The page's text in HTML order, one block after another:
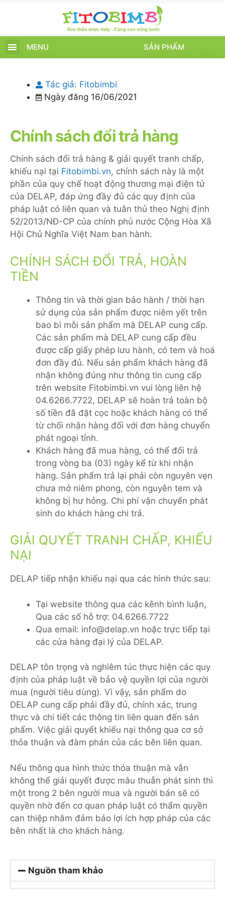
MENU SẢN PHẨM
Tác giả: Fitobimbi
Ngày đăng 16/06/2021
Chính sách đổi trả hàng
Chính sách đổi trả hàng & giải quyết tranh chấp,
khiếu nại tại Fitobimbi.vn, chính sách này là một
phần của quy chế hoạt động thương mại điện tử
của DELAP, đáp ứng đầy đủ các quy định của
pháp luật có liên quan và tuân thủ theo Nghị định
52/2013/NĐ-CP của chính phủ nước Cộng Hòa Xã
Hội Chủ Nghĩa Việt Nam ban hành.
CHÍNH SÁCH ĐỔI TRẢ, HOÀN
TIỀN
Thông tin và thời gian bảo hành / thời hạn
sử dụng của sản phẩm được niêm yết trên
bao bì mỗi sản phẩm mà DELAP cung cấp.
Các sản phẩm mà DELAP cung cấp đều
được cấp giấy phép lưu hành, có tem và hoá
đơn đầy đủ. Nếu sản phẩm khách hàng đã
nhận không đúng như thông tin cung cấp
trên website Fitobimbi.vn vui lòng liên hệ
04.6266.7722, DELAP sẽ hoàn trả toàn bộ
số tiền đã đặt cọc hoặc khách hàng có thể
từ chối nhận hàng đối với đơn hàng chuyển
phát ngoại tỉnh.
Khách hàng đã mua hàng, có thể đổi trả
trong vòng ba (03) ngày kể từ khi nhận
hàng. Sản phẩm trả lại phải còn nguyên vẹn
chưa mở niêm phong, còn nguyên tem và
không bị hư hỏng. Chi phí vận chuyển phát
sinh do khách hàng chi trả.
GIẢI QUYẾT TRANH CHẤP, KHIẾU
NẠI
DELAP tiếp nhận khiếu nại qua các hình thức sau:
Tại website thông qua các kênh bình luận,
Qua các số hỗ trợ: 04.6266.7722
Qua email: info@delap.vn hoặc trực tiếp tại
các cửa hàng đại lý của DELAP.
DELAP tôn trọng và nghiêm túc thực hiện các quy
định của pháp luật về bảo vệ quyền lợi của người
mua (người tiêu dùng). Vì vậy, sản phẩm do
DELAP cung cấp phải đầy đủ, chính xác, trung
thực và chi tiết các thông tin liên quan đến sản
phẩm. Việc giải quyết khiếu nại thông qua cơ sở
thỏa thuận và đàm phán của các bên liên quan.
Nếu thông qua hình thức thỏa thuận mà vẫn
không thể giải quyết được mâu thuẫn phát sinh thì
một trong 2 bên người mua và người bán sẽ có
quyền nhờ đến cơ quan pháp luật có thẩm quyền
can thiệp nhằm đảm bảo lợi ích hợp pháp của các
bên nhất là cho khách hàng.
Nguồn tham khảo